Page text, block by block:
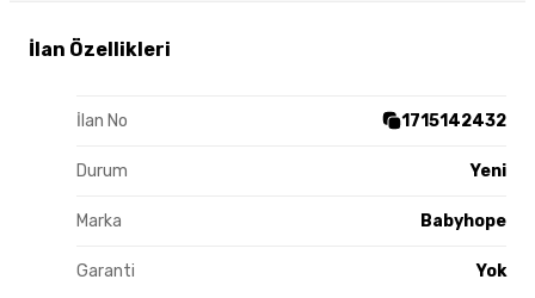
İlan Özellikleri
İlan No 1715142432
Durum Yeni
Marka Babyhope
Garanti Yok